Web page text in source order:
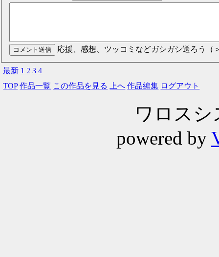
応援、感想、ツッコミなどガシガシ送ろう（
最新 1 2 3 4
TOP 作品一覧 この作品を見る 上へ 作品編集 ログアウト
ワロスシ
powered by